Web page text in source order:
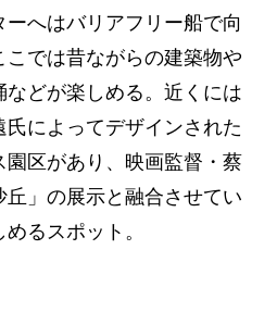
へはバリアフリー船で向
では昔ながらの建築物や
どが楽しめる。近くには
によってデザインされた
園区があり、映画監督・蔡
」の展示と融合させてい
るスポット。